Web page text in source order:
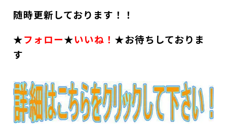
随時更新しております！！
★フォロー★いいね！ ★お待ちしておりま
す